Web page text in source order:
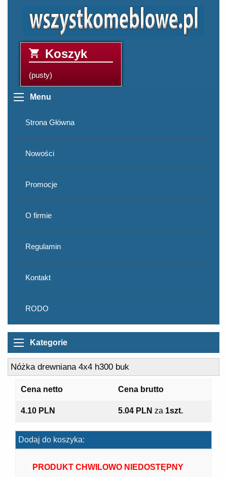
Koszyk
(pusty)
Menu
Strona Główna
Nowości
Promocje
O firmie
Regulamin
Kontakt
RODO
Kategorie
Nóżka drewniana 4x4 h300 buk
Cena netto Cena brutto
4.10 PLN 5.04 PLN za 1szt.
Dodaj do koszyka:
PRODUKT CHWILOWO NIEDOSTĘPNY